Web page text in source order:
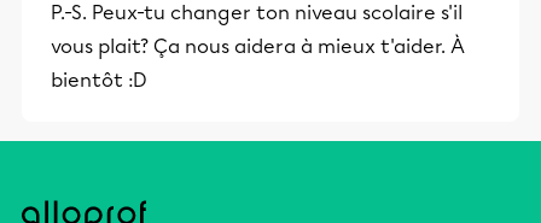
P.-S. Peux-tu changer ton niveau scolaire s'il
vous plait? Ça nous aidera à mieux t'aider. À
bientôt :D